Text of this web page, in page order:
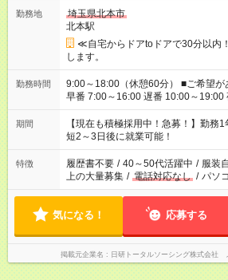
勤務地
埼玉県北本市
北本駅
≪自宅からドアtoドアで30分以内
します。
勤務時間
9:00～18:00（休憩60分） ■ご希望があれば下記シフトもOK！
早番 7:00～16:00 遅番 10:00～19:00 夜
と休みを合わせたい」 「余裕を持っ
「できれば残業はしたくない」 な
ね。 ※Wワーク希望の方へ 今ご覧のお仕事で希望する勤務時間
と、もう1つのお仕事の勤務時間。
合は応募できません。
期間
【現在も積極採用中！急募！】勤務
短2～3日後に就業可能！
特徴 履歴書不要 / 40～50代活躍中 / 服装
上の大量募集 / 電話対応なし / パソ
気になる！ 応募する
掲載元企業名 日研トータルソーシング株式会社